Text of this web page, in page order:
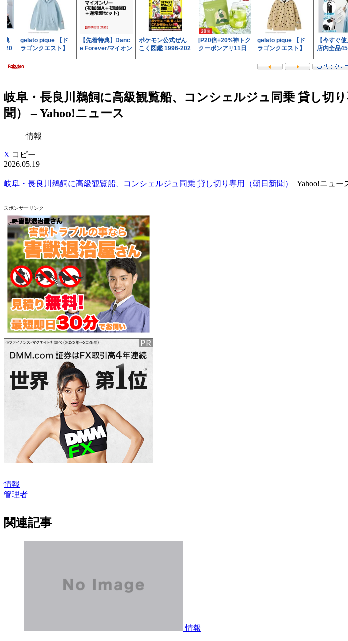
岐阜・長良川鵜飼に高級観覧船、コンシェルジュ同乗 貸し切
聞） – Yahoo!ニュース
情報
X コピー
2026.05.19
岐阜・長良川鵜飼に高級観覧船、コンシェルジュ同乗 貸し切り専用（朝日新聞） Yahoo!ニュー
スポンサーリンク
情報
管理者
関連記事
情報